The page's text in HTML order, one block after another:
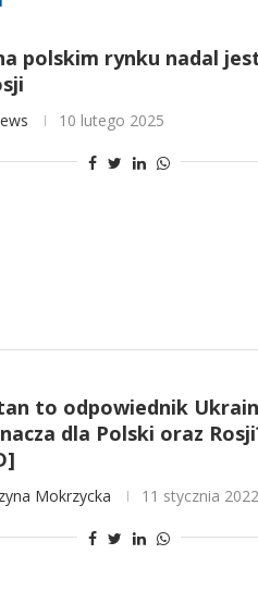
polskim rynku nadal
10 lutego 2025
to odpowiednik
dla Polski oraz
Mokrzycka 11 stycznia 2022